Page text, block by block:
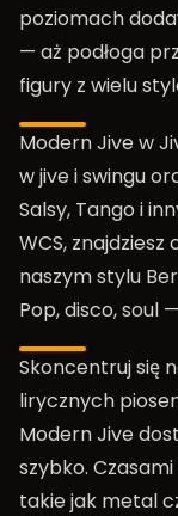
poziomach
— aż podłoga
figury z wielu
Modern Jive w
w jive i swingu
Salsy, Tango i
WCS,
naszym stylu
Pop, disco, soul
Skoncentruj się
lirycznych
Modern Jive
szybko.
takie jak metal